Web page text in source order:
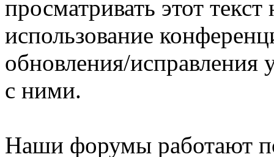
просматривать этот
использование
обновления/исправления
с ними.
Наши форумы работают